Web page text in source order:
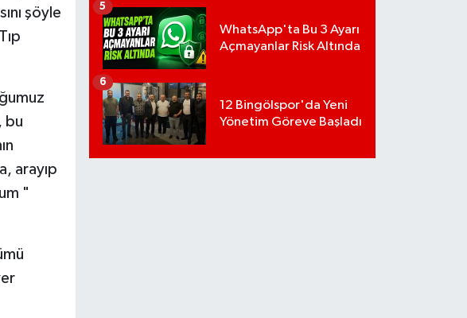
şöyle
bu
arayıp
"
WhatsApp'ta Bu 3 Ayarı
Açmayanlar Risk Altında
5
12 Bingölspor'da Yeni
Yönetim Göreve Başladı
6